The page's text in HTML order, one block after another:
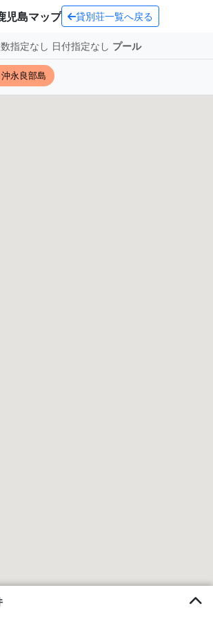
児島マップ 貸別荘一覧へ戻る
指定なし 日付指定なし プール
永良部島
Villa isola